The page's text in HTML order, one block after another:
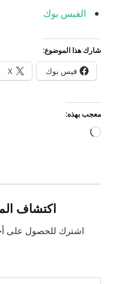
الفيس بوك
شارك هذا الموضوع:
فيس بوك X
معجب بهذه:
جاري
اكتشاف
اشترك للحصول على
كتابة بريدك الإلكتروني...